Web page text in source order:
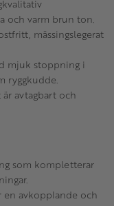
och varm brun ton.
mässingslegerat
mjuk stoppning i
ryggkudde.
avtagbart och
som kompletterar
en avkopplande och